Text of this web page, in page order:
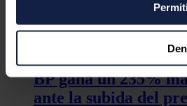
Si lo permite, también
Recopilar información
puede tener una precisión de
Identificar su dispositivo
características específicas
Obtenga más información sobre
BP gana un 235%
ante la subida del